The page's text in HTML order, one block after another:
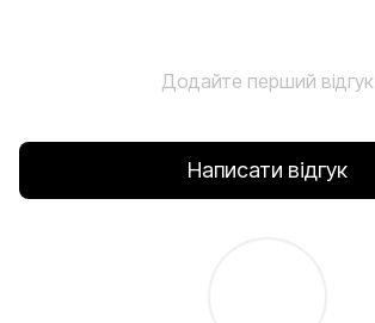
Додайте перший відгук
Написати відгук